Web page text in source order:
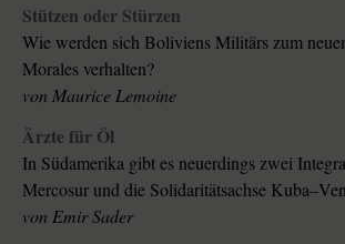
Stützen oder Stürzen
Wie werden sich Boliviens Militärs zum
Morales verhalten?
von Maurice Lemoine
Ärzte für Öl
In Südamerika gibt es neuerdings zwei
Mercosur und die Solidaritätsachse
von Emir Sader